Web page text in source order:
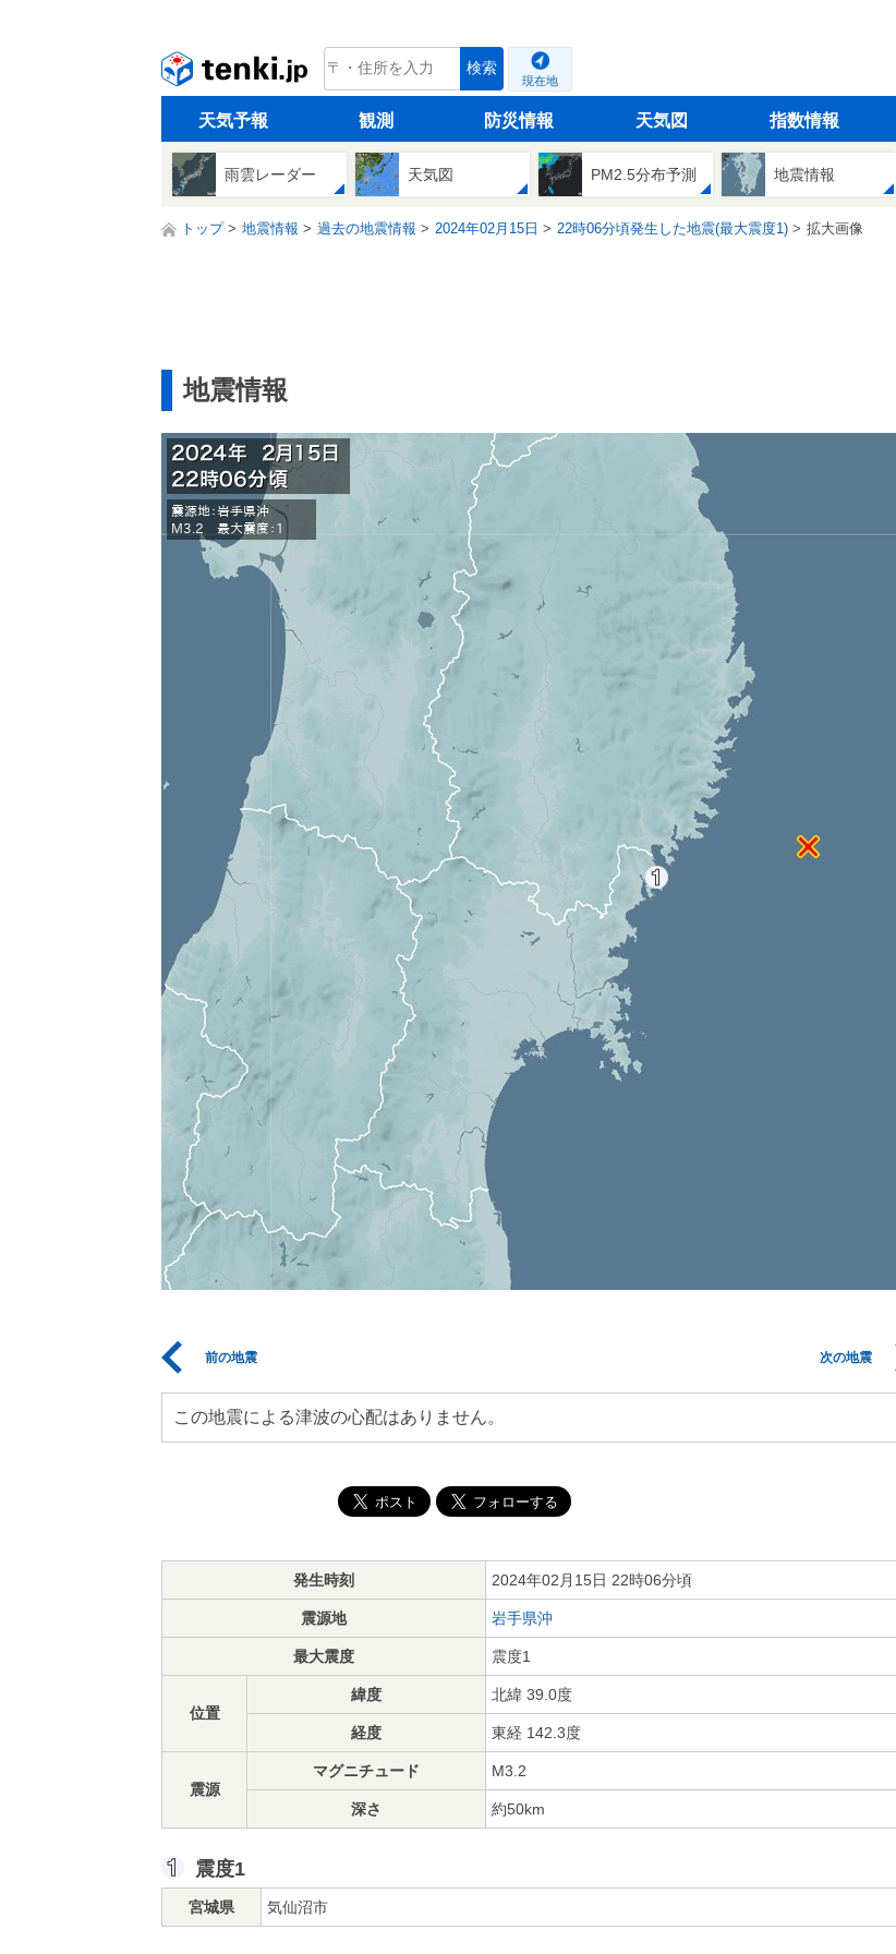
tenki.jp 検索
現在地
天気予報 観測 防災情報 天気図 指数情報
雨雲レーダー 天気図 PM2.5分布予測 地震情報
トップ 地震情報 過去の地震情報 2024年02月15日 22時06分頃発生した地震(最大震度1) 拡大画像
地震情報
前の地震 次の地震
この地震による津波の心配はありません。
発生時刻 2024年02月15日 22時06分頃
震源地 岩手県沖
最大震度 震度1
位置
緯度 北緯 39.0度
経度 東経 142.3度
震源
マグニチュード M3.2
深さ 約50km
震度1
宮城県 気仙沼市